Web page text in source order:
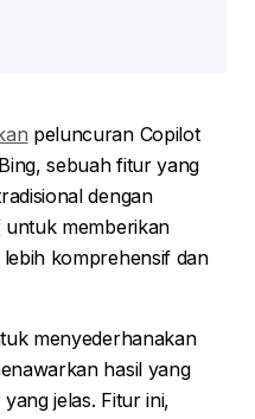
peluncuran Copilot
sebuah fitur yang
dengan
untuk memberikan
komprehensif dan
menyederhanakan
hasil yang
jelas. Fitur ini,